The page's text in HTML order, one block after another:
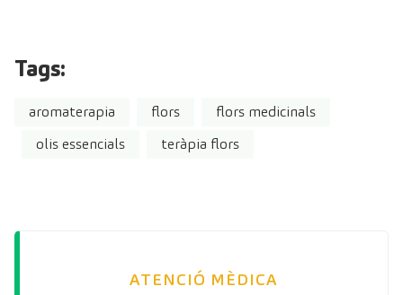
Tags:
aromaterapia flors
flors medicinals
olis essencials
teràpia flors
ATENCIÓ MÈDICA